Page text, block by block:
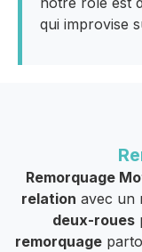
qui improvise
Remorquage
relation avec un
deux-roues
remorquage